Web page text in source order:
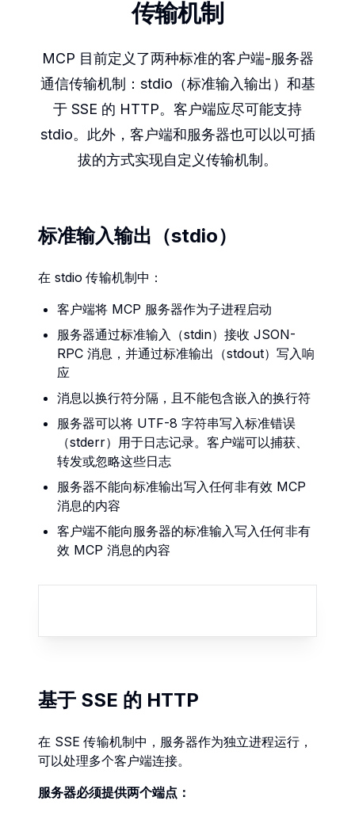
传输机制
MCP 目前定义了两种标准的客户端-服务器
通信传输机制：stdio（标准输入输出）和基
于 SSE 的 HTTP。客户端应尽可能支持
stdio。此外，客户端和服务器也可以以可插
拔的方式实现自定义传输机制。
标准输入输出（stdio）
在 stdio 传输机制中：
客户端将 MCP 服务器作为子进程启动
服务器通过标准输入（stdin）接收 JSON-
RPC 消息，并通过标准输出（stdout）写入响
应
消息以换行符分隔，且不能包含嵌入的换行符
服务器可以将 UTF-8 字符串写入标准错误
（stderr）用于日志记录。客户端可以捕获、
转发或忽略这些日志
服务器不能向标准输出写入任何非有效 MCP
消息的内容
客户端不能向服务器的标准输入写入任何非有
效 MCP 消息的内容
基于 SSE 的 HTTP
在 SSE 传输机制中，服务器作为独立进程运行，
可以处理多个客户端连接。
服务器必须提供两个端点：